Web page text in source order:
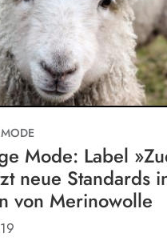
Mode: Label
neue Standards
von Merinowolle